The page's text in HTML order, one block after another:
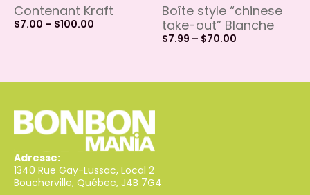
Contenant Kraft
$7.00 – $100.00
Boîte style “chinese
take-out” Blanche
$7.99 – $70.00
Adresse:
1340 Rue Gay-Lussac, Local 2
Boucherville, Québec, J4B 7G4